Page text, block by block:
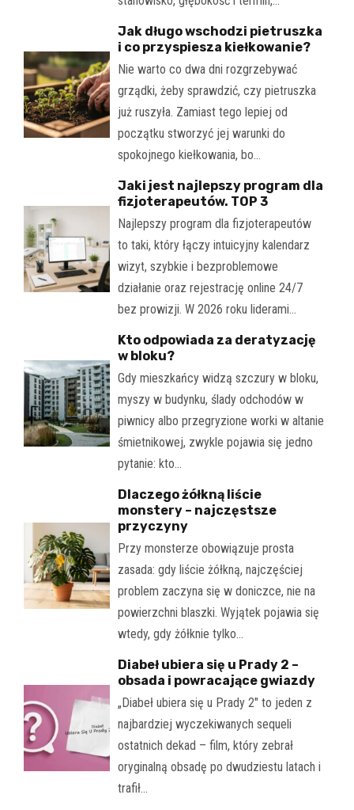
Jak długo wschodzi pietruszka
i co przyspiesza kiełkowanie?
Nie warto co dwa dni rozgrzebywać
grządki, żeby sprawdzić, czy pietruszka
już ruszyła. Zamiast tego lepiej od
początku stworzyć jej warunki do
spokojnego kiełkowania, bo…
Jaki jest najlepszy program dla
fizjoterapeutów. TOP 3
Najlepszy program dla fizjoterapeutów
to taki, który łączy intuicyjny kalendarz
wizyt, szybkie i bezproblemowe
działanie oraz rejestrację online 24/7
bez prowizji. W 2026 roku liderami…
Kto odpowiada za deratyzację
w bloku?
Gdy mieszkańcy widzą szczury w bloku,
myszy w budynku, ślady odchodów w
piwnicy albo przegryzione worki w altanie
śmietnikowej, zwykle pojawia się jedno
pytanie: kto…
Dlaczego żółkną liście
monstery – najczęstsze
przyczyny
Przy monsterze obowiązuje prosta
zasada: gdy liście żółkną, najczęściej
problem zaczyna się w doniczce, nie na
powierzchni blaszki. Wyjątek pojawia się
wtedy, gdy żółknie tylko…
Diabeł ubiera się u Prady 2 –
obsada i powracające gwiazdy
„Diabeł ubiera się u Prady 2" to jeden z
najbardziej wyczekiwanych sequeli
ostatnich dekad – film, który zebrał
oryginalną obsadę po dwudziestu latach i
trafił…